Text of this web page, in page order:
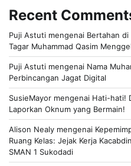
Recent
Puji Astuti mengenai Bertahan di
Tagar Muhammad Qasim
Puji Astuti mengenai Nama
Perbincangan Jagat Digital
SusieMayor mengenai Hati-hati!
Laporkan Oknum yang Bermain!
Alison Nealy mengenai
Ruang Kelas: Jejak Kerja
SMAN 1 Sukodadi